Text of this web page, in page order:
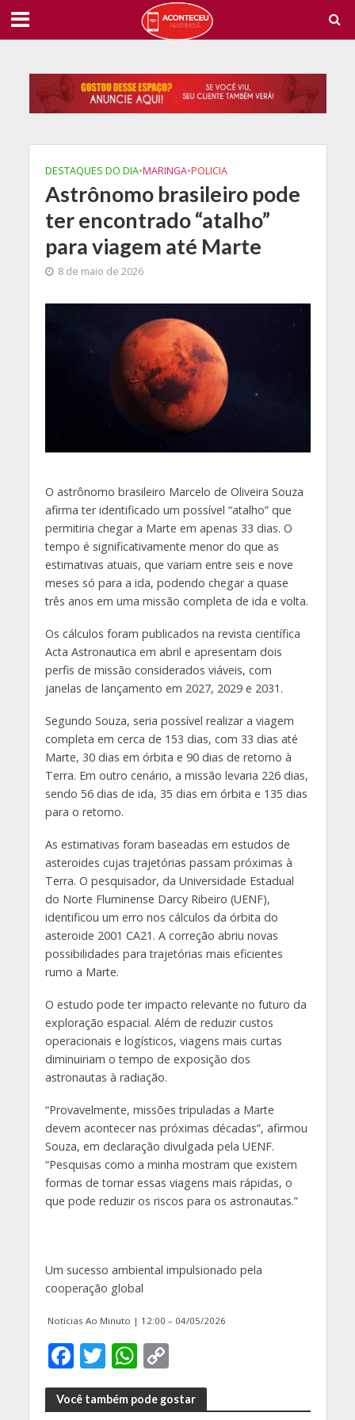
DESTAQUES DO DIA•MARINGA•POLICIA
Astrônomo brasileiro pode
ter encontrado “atalho”
para viagem até Marte
8 de maio de 2026
O astrônomo brasileiro Marcelo de Oliveira Souza
afirma ter identificado um possível “atalho” que
permitiria chegar a Marte em apenas 33 dias. O
tempo é significativamente menor do que as
estimativas atuais, que variam entre seis e nove
meses só para a ida, podendo chegar a quase
três anos em uma missão completa de ida e volta.
Os cálculos foram publicados na revista científica
Acta Astronautica em abril e apresentam dois
perfis de missão considerados viáveis, com
janelas de lançamento em 2027, 2029 e 2031.
Segundo Souza, seria possível realizar a viagem
completa em cerca de 153 dias, com 33 dias até
Marte, 30 dias em órbita e 90 dias de retorno à
Terra. Em outro cenário, a missão levaria 226 dias,
sendo 56 dias de ida, 35 dias em órbita e 135 dias
para o retorno.
As estimativas foram baseadas em estudos de
asteroides cujas trajetórias passam próximas à
Terra. O pesquisador, da Universidade Estadual
do Norte Fluminense Darcy Ribeiro (UENF),
identificou um erro nos cálculos da órbita do
asteroide 2001 CA21. A correção abriu novas
possibilidades para trajetórias mais eficientes
rumo a Marte.
O estudo pode ter impacto relevante no futuro da
exploração espacial. Além de reduzir custos
operacionais e logísticos, viagens mais curtas
diminuiriam o tempo de exposição dos
astronautas à radiação.
“Provavelmente, missões tripuladas a Marte
devem acontecer nas próximas décadas”, afirmou
Souza, em declaração divulgada pela UENF.
“Pesquisas como a minha mostram que existem
formas de tornar essas viagens mais rápidas, o
que pode reduzir os riscos para os astronautas.”
Um sucesso ambiental impulsionado pela
cooperação global
Notícias Ao Minuto | 12:00 – 04/05/2026
F
ac
e
T
w
itt
W
h
at
C
o
p
Você também pode gostar